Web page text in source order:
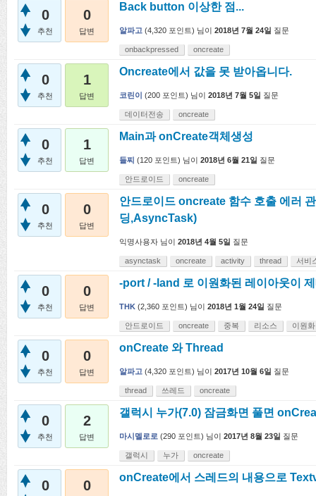
0
추천
0
답변
Back button 이상한 점...
알파고 (4,320 포인트) 님이 2018년 7월 24일 질문
onbackpressed oncreate
0
추천
1
답변
Oncreate에서 값을 못 받아옵니다.
코린이 (200 포인트) 님이 2018년 7월 5일 질문
데이터전송 oncreate
0
추천
1
답변
Main과 onCreate객체생성
들찌 (120 포인트) 님이 2018년 6월 21일 질문
안드로이드 oncreate
0
추천
0
답변
안드로이드 oncreate 함수 호출 에러
딩,AsyncTask)
익명사용자 님이 2018년 4월 5일 질문
asynctask oncreate activity thread 서비
0
추천
0
답변
-port / -land 로 이원화된 레이아웃이
THK (2,360 포인트) 님이 2018년 1월 24일 질문
안드로이드 oncreate 중복 리소스 이원화
0
추천
0
답변
onCreate 와 Thread
알파고 (4,320 포인트) 님이 2017년 10월 6일 질문
thread 쓰레드 oncreate
0
추천
2
답변
갤럭시 누가(7.0) 잠금화면 풀면
마시멜로로 (290 포인트) 님이 2017년 8월 23일 질문
갤럭시 누가 oncreate
0 0
onCreate에서 스레드의 내용으로